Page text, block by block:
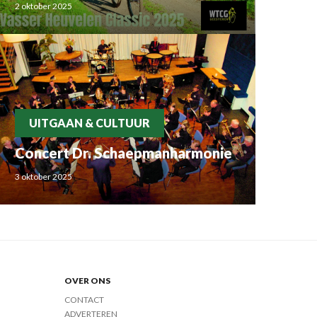
2 oktober 2025
UITGAAN & CULTUUR
Concert Dr. Schaepmanharmonie
3 oktober 2025
OVER ONS
CONTACT
ADVERTEREN